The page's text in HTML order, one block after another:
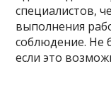
специалистов,
выполнения
соблюдение. Не
если это